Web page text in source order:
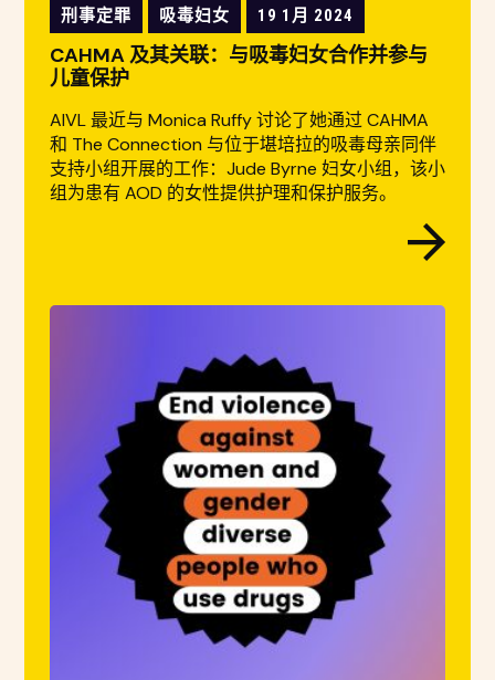
刑事定罪 吸毒妇女 19 1月 2024
CAHMA 及其关联：与吸毒妇女合作并参与
儿童保护
AIVL 最近与 Monica Ruffy 讨论了她通过 CAHMA
和 The Connection 与位于堪培拉的吸毒母亲同伴
支持小组开展的工作：Jude Byrne 妇女小组，该小
组为患有 AOD 的女性提供护理和保护服务。